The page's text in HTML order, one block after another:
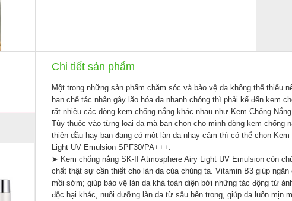
Chi tiết sản phẩm
Một trong những sản phẩm chăm sóc và bảo vệ da không thể thiếu
hạn chế tác nhân gây lão hóa da nhanh chóng thì phải kể đến kem
rất nhiều các dòng kem chống nắng khác nhau như Kem Chống
Tùy thuộc vào từng loại da mà bạn chọn cho mình dòng kem chống
thiên dầu hay bạn đang có một làn da nhạy cảm thì có thể chọn
Light UV Emulsion SPF30/PA+++.
➤ Kem chống nắng SK-II Atmosphere Airy Light UV Emulsion còn
chất thật sự cần thiết cho làn da của chúng ta. Vitamin B3 giúp
mồi sớm; giúp bảo vệ làn da khá toàn diện bởi những tác động từ
độc hại khác, nuôi dưỡng làn da từ sâu bên trong, giúp da luôn mịn